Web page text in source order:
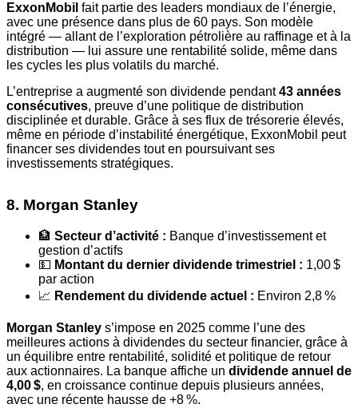
ExxonMobil fait partie des leaders mondiaux de l’énergie,
avec une présence dans plus de 60 pays. Son modèle
intégré — allant de l’exploration pétrolière au raffinage et à la
distribution — lui assure une rentabilité solide, même dans
les cycles les plus volatils du marché.
L’entreprise a augmenté son dividende pendant43 années
consécutives, preuve d’une politique de distribution
disciplinée et durable. Grâce à ses flux de trésorerie élevés,
même en période d’instabilité énergétique, ExxonMobil peut
financer ses dividendes tout en poursuivant ses
investissements stratégiques.
8. Morgan Stanley
🏦 Secteur d’activité : Banque d’investissement et
gestion d’actifs
💵 Montant du dernier dividende trimestriel : 1,00 $
par action
📈 Rendement du dividende actuel : Environ 2,8 %
Morgan Stanley s’impose en 2025 comme l’une des
meilleures actions à dividendes du secteur financier, grâce à
un équilibre entre rentabilité, solidité et politique de retour
aux actionnaires. La banque affiche un dividende annuel de
4,00 $, en croissance continue depuis plusieurs années,
avec une récente hausse de +8 %.